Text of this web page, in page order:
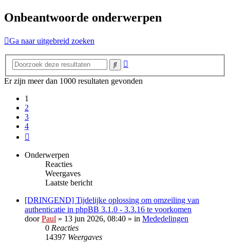
Onbeantwoorde onderwerpen
Ga naar uitgebreid zoeken
Zoek
Er zijn meer dan 1000 resultaten gevonden
1
2
3
4
Onderwerpen
Reacties
Weergaves
Laatste bericht
[DRINGEND] Tijdelijke oplossing om omzeiling van
authenticatie in phpBB 3.1.0 - 3.3.16 te voorkomen
doorPaul » 13 jun 2026, 08:40 » in Mededelingen
0 Reacties
14397 Weergaves